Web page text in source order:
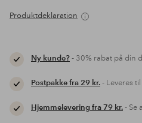
Produktdeklaration
Ny kunde?- 30% rabat på din
Postpakke fra 29 kr.- Leveres
Hjemmelevering fra 79 kr.- Se